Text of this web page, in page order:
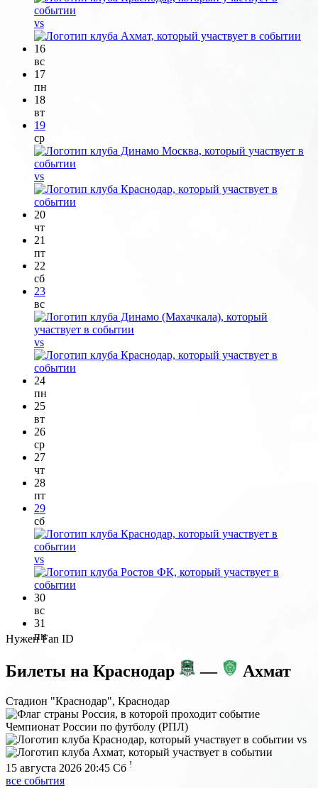
vs
16
вс
17
пн
18
вт
19
ср
vs
20
чт
21
пт
22
сб
23
вс
vs
24
пн
25
вт
26
ср
27
чт
28
пт
29
сб
vs
30
вс
31
пн
Нужен Fan ID
Билеты на Краснодар — Ахмат
Стадион "Краснодар", Краснодар
Чемпионат России по футболу (РПЛ)
vs
15 августа 2026 20:45 Сб !
все события